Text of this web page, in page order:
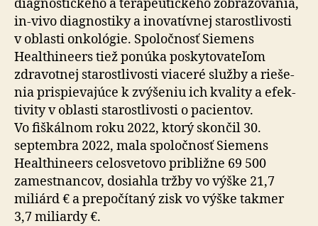
diag­nos­tického a tera­peu­tického zobra­zo­vania,
in-vivo diagnostiky a inovatívnej starostlivosti
v oblasti onkológie. Spoločnosť Siemens
Healthineers tiež ponúka posky­to­va­teľom
zdravotnej starostlivosti viaceré služby a rie­še­
nia prispie­va­júce k zvý­šeniu ich kvality a efek­
ti­vity v oblasti starostlivosti o pacientov.
Vo fiškálnom roku 2022, ktorý skončil 30.
septembra 2022, mala spoločnosť Siemens
Healthineers celo­sve­tovo približne 69 500
zamestnancov, dosiahla tržby vo výške 21,7
miliárd € a pre­po­čí­taný zisk vo výške takmer
3,7 miliardy €.